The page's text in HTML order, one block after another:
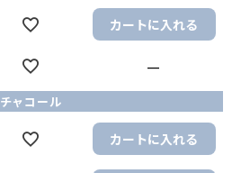
カートに入れる
—
チャコール
カートに入れる